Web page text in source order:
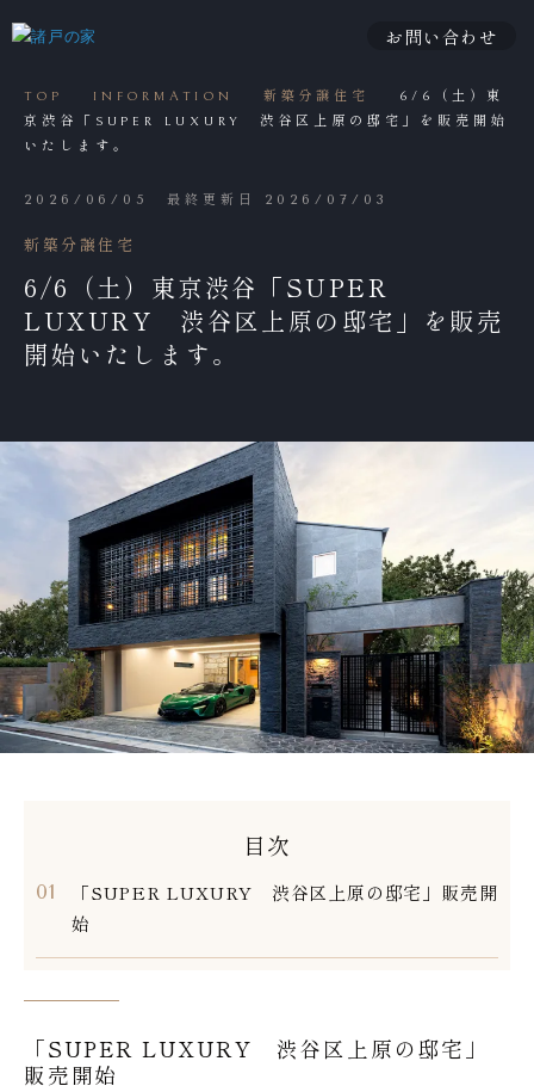
お問い合わせ
TOP INFORMATION 新築分譲住宅
6/6（土）東
京渋谷「SUPER LUXURY 渋谷区上原の邸宅」を販売開始
いたします。
2026/06/05 最終更新日 2026/07/03
新築分譲住宅
6/6（土）東京渋谷「SUPER
LUXURY 渋谷区上原の邸宅」を販売
開始いたします。
目次
「SUPER LUXURY 渋谷区上原の邸宅」販売開
始
「SUPER LUXURY 渋谷区上原の邸宅」
販売開始